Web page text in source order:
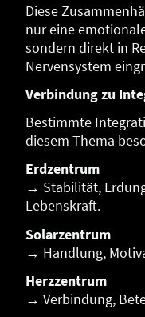
Diese
nur eine
sondern direkt in
Nervensystem
Verbindung zu
Bestimmte
diesem Thema
Erdzentrum
→ Stabilität,
Lebenskraft.
Solarzentrum
→ Handlung,
Herzzentrum
→ Verbindung,